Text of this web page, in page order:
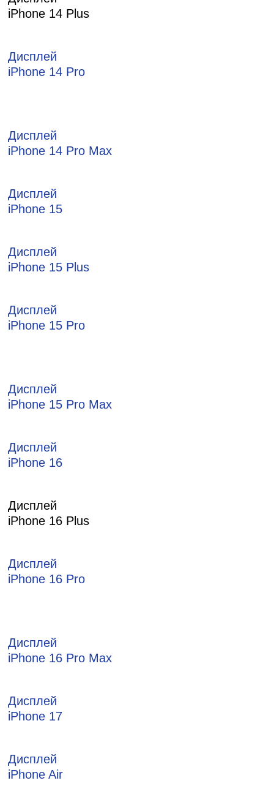
iPhone 14 Plus
Дисплей
iPhone 14 Pro
Дисплей
iPhone 14 Pro Max
Дисплей
iPhone 15
Дисплей
iPhone 15 Plus
Дисплей
iPhone 15 Pro
Дисплей
iPhone 15 Pro Max
Дисплей
iPhone 16
Дисплей
iPhone 16 Plus
Дисплей
iPhone 16 Pro
Дисплей
iPhone 16 Pro Max
Дисплей
iPhone 17
Дисплей
iPhone Air